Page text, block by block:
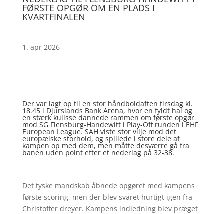
FØRSTE OPGØR OM EN PLADS I
KVARTFINALEN
1. apr 2026
Der var lagt op til en stor håndboldaften tirsdag kl.
18.45 i Djurslands Bank Arena, hvor en fyldt hal og
en stærk kulisse dannede rammen om første opgør
mod SG Flensburg-Handewitt i Play-Off runden i EHF
European League. SAH viste stor vilje mod det
europæiske storhold, og spillede i store dele af
kampen op med dem, men måtte desværre gå fra
banen uden point efter et nederlag på 32-38.
Det tyske mandskab åbnede opgøret med kampens
første scoring, men der blev svaret hurtigt igen fra
Christoffer dreyer. Kampens indledning blev præget